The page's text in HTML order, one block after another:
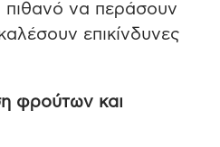
πιθανό να περάσουν
επικίνδυνες
φρούτων και